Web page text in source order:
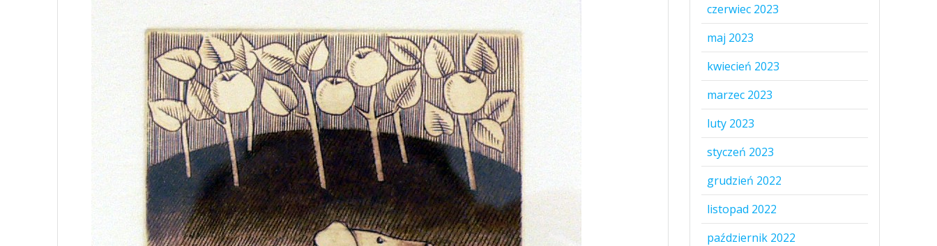
czerwiec 2023
maj 2023
kwiecień 2023
marzec 2023
luty 2023
styczeń 2023
grudzień 2022
listopad 2022
październik 2022